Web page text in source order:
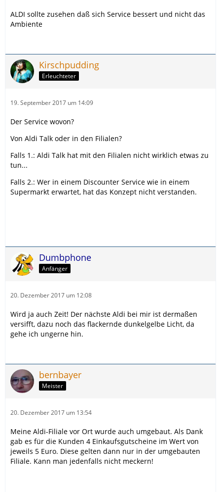
ALDI sollte zusehen daß sich Service bessert und nicht das
Ambiente
Kirschpudding
Erleuchteter
19. September 2017 um 14:09
Der Service wovon?
Von Aldi Talk oder in den Filialen?
Falls 1.: Aldi Talk hat mit den Filialen nicht wirklich etwas zu
tun...
Falls 2.: Wer in einem Discounter Service wie in einem
Supermarkt erwartet, hat das Konzept nicht verstanden.
Dumbphone
Anfänger
20. Dezember 2017 um 12:08
Wird ja auch Zeit! Der nächste Aldi bei mir ist dermaßen
versifft, dazu noch das flackernde dunkelgelbe Licht, da
gehe ich ungerne hin.
bernbayer
Meister
20. Dezember 2017 um 13:54
Meine Aldi-Filiale vor Ort wurde auch umgebaut. Als Dank
gab es für die Kunden 4 Einkaufsgutscheine im Wert von
jeweils 5 Euro. Diese gelten dann nur in der umgebauten
Filiale. Kann man jedenfalls nicht meckern!